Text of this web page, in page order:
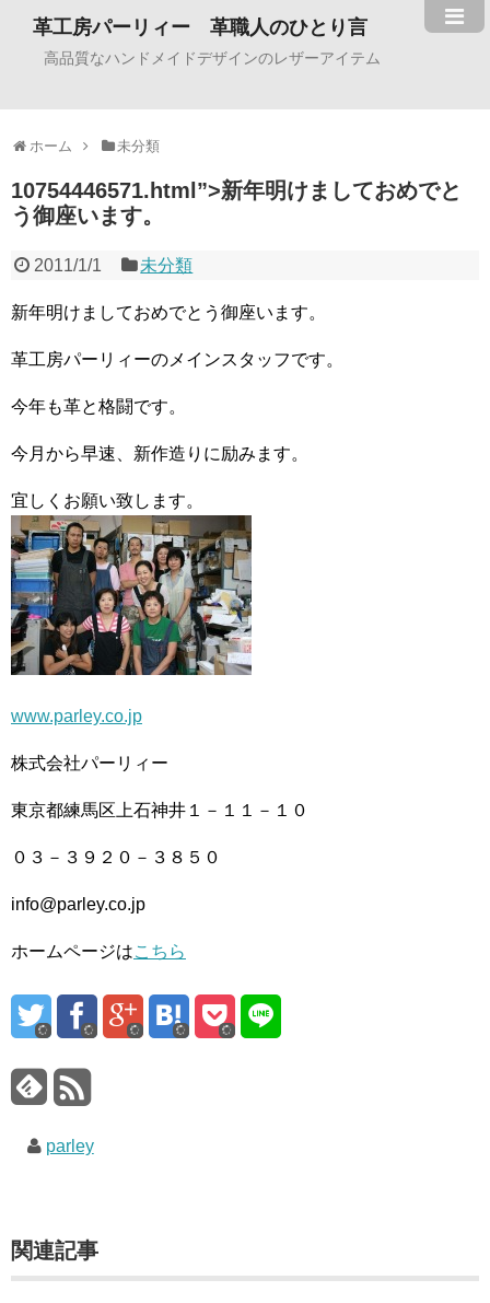
革工房パーリィー 革職人のひとり言
高品質なハンドメイドデザインのレザーアイテム
ホーム 未分類
10754446571.html”>新年明けましておめでと
う御座います。
2011/1/1 未分類
新年明けましておめでとう御座います。
革工房パーリィーのメインスタッフです。
今年も革と格闘です。
今月から早速、新作造りに励みます。
宜しくお願い致します。
www.parley.co.jp
株式会社パーリィー
東京都練馬区上石神井１－１１－１０
０３－３９２０－３８５０
info@parley.co.jp
ホームページはこちら
parley
関連記事